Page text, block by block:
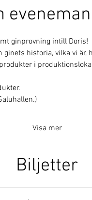
ginprovning intill Doris!
historia, vilka vi
i
Visa mer
Biljetter